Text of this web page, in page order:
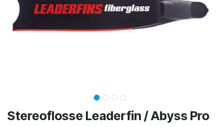
Stereoflosse Leaderfin / Abyss Pro